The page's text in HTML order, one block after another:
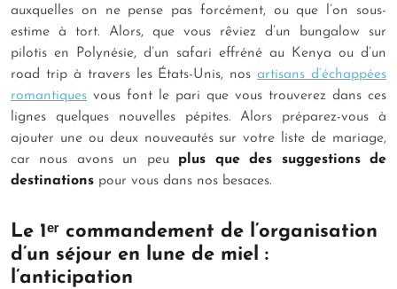
auxquelles on ne pense pas forcément, ou que l’on sous-
estime à tort. Alors, que vous rêviez d’un bungalow sur
pilotis en Polynésie, d’un safari effréné au Kenya ou d’un
road trip à travers les États-Unis, nosartisans d’échappées
romantiques vous font le pari que vous trouverez dans ces
lignes quelques nouvelles pépites. Alors préparez-vous à
ajouter une ou deux nouveautés sur votre liste de mariage,
car nous avons un peu plus que des suggestions de
destinations pour vous dans nos besaces.
Le 1ᵉʳ commandement de l’organisation
d’un séjour en lune de miel :
l’anticipation